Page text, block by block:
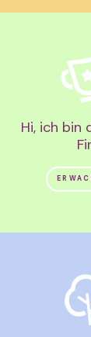
Hi, ich bin